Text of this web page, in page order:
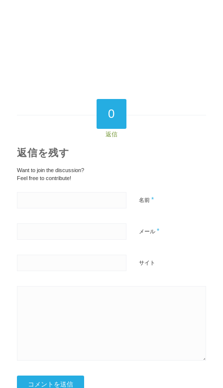
0
返信
返信を残す
Want to join the discussion?
Feel free to contribute!
名前 *
メール *
サイト